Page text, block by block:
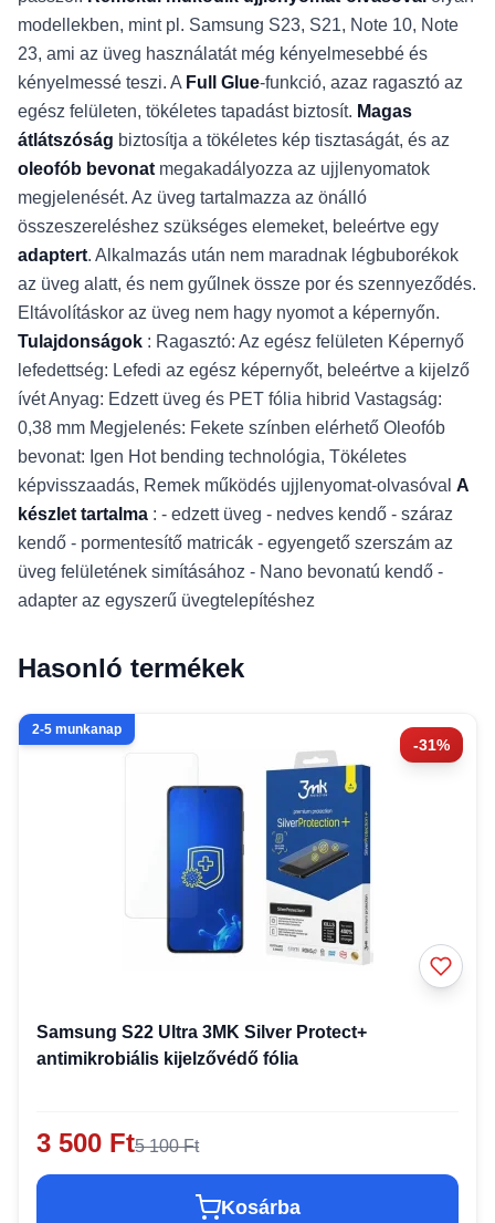
modellekben, mint pl. Samsung S23, S21, Note 10, Note
23, ami az üveg használatát még kényelmesebbé és
kényelmessé teszi. A Full Glue-funkció, azaz ragasztó az
egész felületen, tökéletes tapadást biztosít. Magas
átlátszóság biztosítja a tökéletes kép tisztaságát, és az
oleofób bevonat megakadályozza az ujjlenyomatok
megjelenését. Az üveg tartalmazza az önálló
összeszereléshez szükséges elemeket, beleértve egy
adaptert. Alkalmazás után nem maradnak légbuborékok
az üveg alatt, és nem gyűlnek össze por és szennyeződés.
Eltávolításkor az üveg nem hagy nyomot a képernyőn.
Tulajdonságok : Ragasztó: Az egész felületen Képernyő
lefedettség: Lefedi az egész képernyőt, beleértve a kijelző
ívét Anyag: Edzett üveg és PET fólia hibrid Vastagság:
0,38 mm Megjelenés: Fekete színben elérhető Oleofób
bevonat: Igen Hot bending technológia, Tökéletes
képvisszaadás, Remek működés ujjlenyomat-olvasóval A
készlet tartalma : - edzett üveg - nedves kendő - száraz
kendő - pormentesítő matricák - egyengető szerszám az
üveg felületének simításához - Nano bevonatú kendő -
adapter az egyszerű üvegtelepítéshez
Hasonló termékek
-31%
2-5 munkanap
Samsung S22 Ultra 3MK Silver Protect+
antimikrobiális kijelzővédő fólia
3 500 Ft5 100 Ft
Kosárba